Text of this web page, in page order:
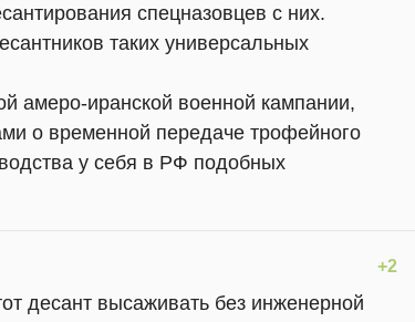
спецназовцев с них.
таких универсальных
амеро-иранской военной кампании,
о временной передаче трофейного
у себя в РФ подобных
+2
десант высаживать без инженерной